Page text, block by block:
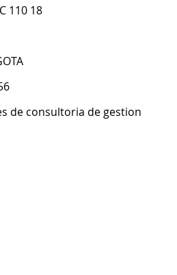
110 18
de consultoria de gestion